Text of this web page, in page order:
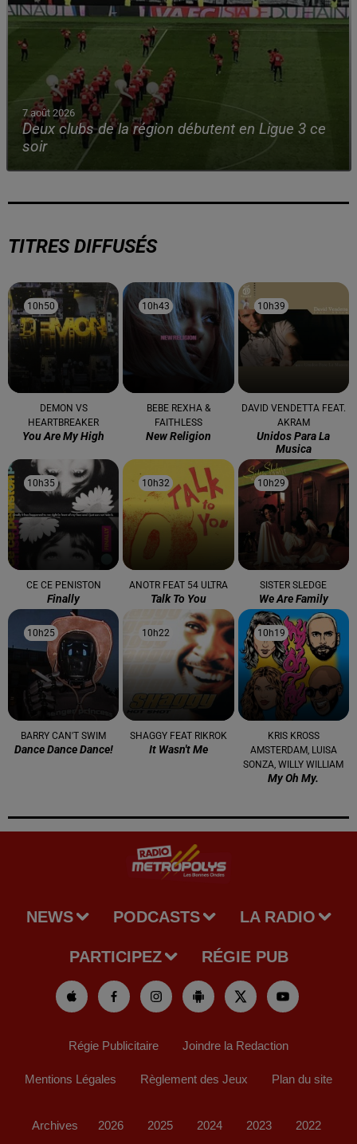
7 août 2026
Deux clubs de la région débutent en Ligue 3 ce
soir
TITRES DIFFUSÉS
10h50
10h50
DEMON VS
HEARTBREAKER
You Are My High
10h43
10h43
BEBE REXHA &
FAITHLESS
New Religion
10h39
10h39
DAVID VENDETTA FEAT.
AKRAM
Unidos Para La
Musica
10h35
10h35
CE CE PENISTON
Finally
10h32
10h32
ANOTR FEAT 54 ULTRA
Talk To You
10h29
10h29
SISTER SLEDGE
We Are Family
10h25
10h25
BARRY CAN'T SWIM
Dance Dance Dance!
10h22
10h22
SHAGGY FEAT RIKROK
It Wasn't Me
10h19
10h19
KRIS KROSS
AMSTERDAM, LUISA
SONZA, WILLY WILLIAM
My Oh My.
NEWS PODCASTS LA RADIO
PARTICIPEZ RÉGIE PUB
Régie Publicitaire Joindre la Redaction
Mentions Légales Règlement des Jeux Plan du site
Archives 2026 2025 2024 2023 2022